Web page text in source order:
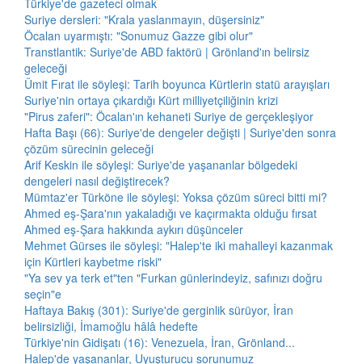
Türkiye'de gazeteci olmak
Suriye dersleri: "Krala yaslanmayın, düşersiniz"
Öcalan uyarmıştı: "Sonumuz Gazze gibi olur"
Transtlantik: Suriye'de ABD faktörü | Grönland'ın belirsiz
geleceği
Ümit Fırat ile söyleşi: Tarih boyunca Kürtlerin statü arayışları
Suriye'nin ortaya çıkardığı Kürt milliyetçiliğinin krizi
"Pirus zaferi": Öcalan'ın kehaneti Suriye de gerçekleşiyor
Hafta Başı (66): Suriye'de dengeler değişti | Suriye'den sonra
çözüm sürecinin geleceği
Arif Keskin ile söyleşi: Suriye'de yaşananlar bölgedeki
dengeleri nasıl değiştirecek?
Mümtaz'er Türköne ile söyleşi: Yoksa çözüm süreci bitti mi?
Ahmed eş-Şara'nın yakaladığı ve kaçırmakta olduğu fırsat
Ahmed eş-Şara hakkında aykırı düşünceler
Mehmet Gürses ile söyleşi: "Halep'te iki mahalleyi kazanmak
için Kürtleri kaybetme riski"
"Ya sev ya terk et"ten "Furkan günlerindeyiz, safınızı doğru
seçin"e
Haftaya Bakış (301): Suriye'de gerginlik sürüyor, İran
belirsizliği, İmamoğlu hâlâ hedefte
Türkiye'nin Gidişatı (16): Venezuela, İran, Grönland...
Halep'de yaşananlar, Uyuşturucu sorunumuz